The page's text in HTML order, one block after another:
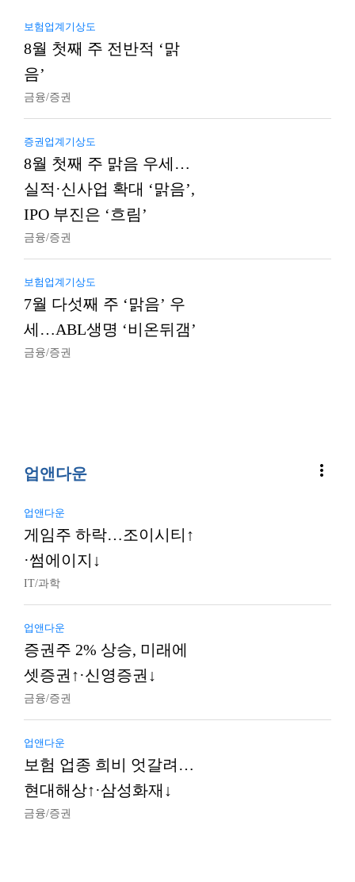
보험업계기상도
8월 첫째 주 전반적 ‘맑
음’
금융/증권
증권업계기상도
8월 첫째 주 맑음 우세…
실적·신사업 확대 ‘맑음’,
IPO 부진은 ‘흐림’
금융/증권
보험업계기상도
7월 다섯째 주 ‘맑음’ 우
세…ABL생명 ‘비온뒤갬’
금융/증권
업앤다운 more_vert
업앤다운
게임주 하락…조이시티↑
·썸에이지↓
IT/과학
업앤다운
증권주 2% 상승, 미래에
셋증권↑·신영증권↓
금융/증권
업앤다운
보험 업종 희비 엇갈려…
현대해상↑·삼성화재↓
금융/증권